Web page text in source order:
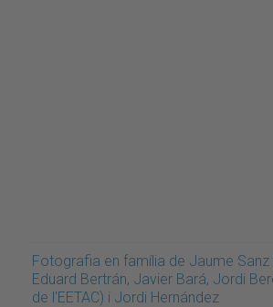
Fotografia en família de Jaume Sanz
Eduard Bertrán, Javier Bará, Jordi
de l'EETAC) i Jordi Hernández